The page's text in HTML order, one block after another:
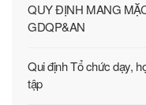
QUY ĐỊNH MANG
GDQP&AN
Qui định Tổ chức dạy,
tập